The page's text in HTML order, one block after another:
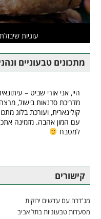
עוגיות
מתכונים טבעוניים
היי, אני אורי שביט –
מדריכת סדנאות בישול,
קולינארית, ועורכת בלוג
עם המון אהבה. מזמינה
למטבח
קישורים
מג'דרה עם עדשים ירוקות
מסעדות טבעוניות בתל אביב